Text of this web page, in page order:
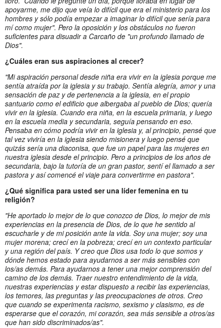
apoyarme, me dijo que veía lo difícil que era el ministerio para los
hombres y sólo podía empezar a imaginar lo difícil que sería para
mí como mujer". Pero la oposición y los obstáculos no fueron
suficientes para disuadir a Carcaño de "un profundo llamado de
Dios".
¿Cuáles eran sus aspiraciones al crecer?
"Mi aspiración personal desde niña era vivir en la iglesia porque me
sentía atraída por la iglesia y su trabajo. Sentía alegría, amor y una
sensación de paz y de pertenencia a la iglesia, en el propio
santuario como el edificio que albergaba al pueblo de Dios; quería
vivir en la iglesia. Cuando era niña, en la escuela primaria, y luego
en la escuela media y secundaria, seguía pensando en eso.
Pensaba en cómo podría vivir en la iglesia y, al principio, pensé que
tal vez viviría en la iglesia siendo misionera y luego pensé que
quizás sería una diaconisa, que fue un papel para las mujeres en
nuestra iglesia desde el principio. Pero a principios de los años de
secundaria, bajo la tutoría de un gran pastor, sentí el llamado a ser
pastora y así comencé el viaje para convertirme en pastora".
¿Qué significa para usted ser una líder femenina en tu
religión?
"He aportado lo mejor de lo que conozco de Dios, lo mejor de mis
experiencias en la presencia de Dios, de lo que he sentido al
escucharle y de mi posición ante la vida. Soy una mujer; soy una
mujer morena; crecí en la pobreza; crecí en un contexto particular
y una región del país. Y creo que Dios usa todo lo que somos y
dónde hemos estado para ayudarnos a ser más sensibles con
los/as demás. Para ayudarnos a tener una mejor comprensión del
camino de los demás. Traer nuestro entendimiento de la vida,
nuestras experiencias y estar dispuesto a recibir las experiencias,
los temores, las preguntas y las preocupaciones de otros. Creo
que cuando se experimenta racismo, sexismo y clasismo, es de
esperarse que el corazón, mi corazón, sea más sensible a otros/as
que han sido discriminados/as".